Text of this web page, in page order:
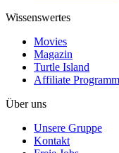
Wissenswertes
Movies
Magazin
Turtle Island
Affiliate Programm
Über uns
Unsere Gruppe
Kontakt